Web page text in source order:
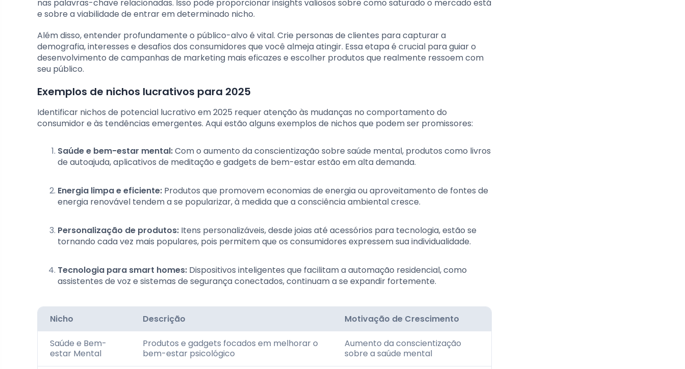
nas palavras-chave relacionadas. Isso pode proporcionar insights valiosos sobre como saturado o mercado está
e sobre a viabilidade de entrar em determinado nicho.
Além disso, entender profundamente o público-alvo é vital. Crie personas de clientes para capturar a
demografia, interesses e desafios dos consumidores que você almeja atingir. Essa etapa é crucial para guiar o
desenvolvimento de campanhas de marketing mais eficazes e escolher produtos que realmente ressoem com
seu público.
Exemplos de nichos lucrativos para 2025
Identificar nichos de potencial lucrativo em 2025 requer atenção às mudanças no comportamento do
consumidor e às tendências emergentes. Aqui estão alguns exemplos de nichos que podem ser promissores:
Saúde e bem-estar mental:Com o aumento da conscientização sobre saúde mental, produtos como livros
de autoajuda, aplicativos de meditação e gadgets de bem-estar estão em alta demanda.
Energia limpa e eficiente: Produtos que promovem economias de energia ou aproveitamento de fontes de
energia renovável tendem a se popularizar, à medida que a consciência ambiental cresce.
Personalização de produtos: Itens personalizáveis, desde joias até acessórios para tecnologia, estão se
tornando cada vez mais populares, pois permitem que os consumidores expressem sua individualidade.
Tecnologia para smart homes: Dispositivos inteligentes que facilitam a automação residencial, como
assistentes de voz e sistemas de segurança conectados, continuam a se expandir fortemente.
Nicho Descrição Motivação de Crescimento
Saúde e Bem-
estar Mental
Produtos e gadgets focados em melhorar o
bem-estar psicológico
Aumento da conscientização
sobre a saúde mental